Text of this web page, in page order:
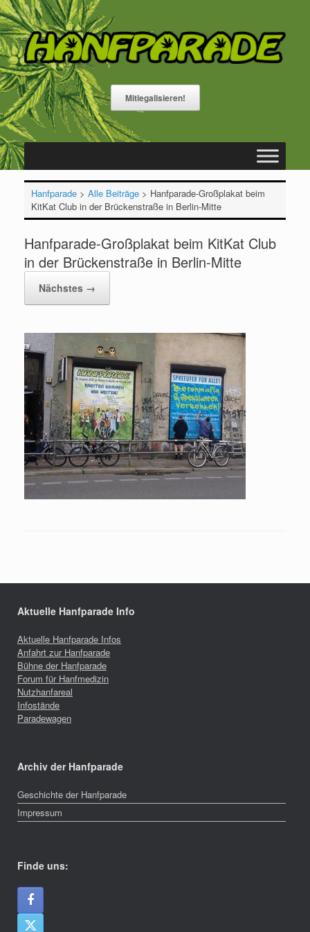
Zum
Inhalt
springen
Mitlegalisieren!
Hanfparade> Alle Beiträge> Hanfparade-Großplakat beim
KitKat Club in der Brückenstraße in Berlin-Mitte
Hanfparade-Großplakat beim KitKat Club
in der Brückenstraße in Berlin-Mitte
Nächstes →
Aktuelle Hanfparade Info
Aktuelle Hanfparade Infos
Anfahrt zur Hanfparade
Bühne der Hanfparade
Forum für Hanfmedizin
Nutzhanfareal
Infostände
Paradewagen
Archiv der Hanfparade
Geschichte der Hanfparade
Impressum
Finde uns: